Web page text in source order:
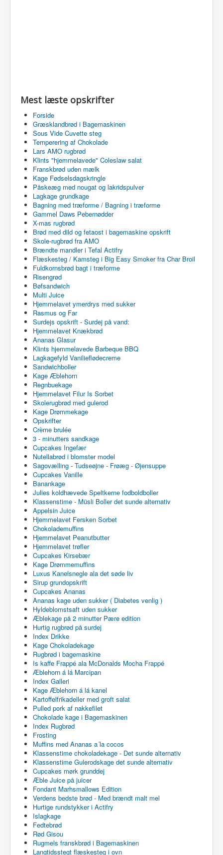
Mest læste opskrifter
Forside
Græsklandbrød i Bagemaskinen
Sous Vide Cuvette steg
Temperering af Chokolade
Lars AMO rugbrød
Klints "hjemmelavede" Coleslaw salat
Franskbrød uden mælk
Kage Fødselsdagskringle
Påskeæg med nougat og lakridspulver
Lagkage grundkage
Bagning med træforme / Bagning i træforme
Gammel Daws Pebernødder
X-mas rugbrød
Brød med dild og fetaost i bagemaskine opskrift
Skole-rugbrød fra AMO
Brændte mandler i Tefal Actifry
Flæskesteg / Kamsteg i Big Easy Smoker fra Char Broil
Fuldkornsbrød bagt i træforme
Risengrød
Bøfsandwich
Multi Juice
Hjemmelavet ymerdrys med sukker
Rasmus og Far
Surdejs opskrift - Surdej på vand:
Hjemmelavet Knækbrød
Ananas Glasur
Klints hjemmelavede Barbeque BBQ
Lagkagefyld Vanilieflødecreme
Sandwichboller
Kage Æblehorn
Regnbuekage
Hjemmelavet Filur Is Sorbet
Skolerugbrød med gulerod
Kage Drømmekage
Opskrifter
Crème brulée
3 - minutters sandkage
Cupcakes Ingefær
Nutellabrød i blomster model
Sagovælling - Tudseøjne - Frøæg - Øjensuppe
Cupcakes Vanille
Banankage
Julies koldhævede Speltkerne fodboldboller
Klassenstime - Müsli Boller det sunde alternativ
Appelsin Juice
Hjemmelavet Fersken Sorbet
Chokolademuffins
Hjemmelavet Peanutbutter
Hjemmelavet trøfler
Cupcakes Kirsebær
Kage Drømmemuffins
Luxus Kanelsnegle ala det søde liv
Sirup grundopskrift
Cupcakes Ananas
Ananas kage uden sukker ( Diabetes venlig )
Hyldeblomstsaft uden sukker
Æblekage på 2 minutter Pære edition
Hurtig rugbrød på surdej
Index Drikke
Kage Chokoladekage
Rugbrød i bagemaskine
Is kaffe Frappé ala McDonalds Mocha Frappé
Æblehorn á lá Marcipan
Index Galleri
Kage Æblehorn á lá kanel
Kartoffelfrikadeller med groft salat
Pulled pork af nakkefilet
Chokolade kage i Bagemaskinen
Index Rugbrød
Frosting
Muffins med Ananas a´la cocos
Klassenstime chokoladekage - Det sunde alternativ
Klassenstime Gulerodskage det sunde alternativ
Cupcakes mørk grunddej
Æble Juice på juicer
Fondant Marhsmallows Edition
Verdens bedste brød - Med brændt malt mel
Hurtige rundstykker i Actifry
Islagkage
Fedtebrød
Rød Gisou
Rugmels franskbrød i Bagemaskinen
Langtidsstegt flæskesteg i ovn